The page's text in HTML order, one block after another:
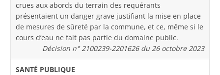
crues aux abords du terrain des requérants
présentaient un danger grave justifiant la mise en place
de mesures de sûreté par la commune, et ce, même si le
cours d’eau ne fait pas partie du domaine public.
Décision n° 2100239-2201626 du 26 octobre 2023
SANTÉ PUBLIQUE